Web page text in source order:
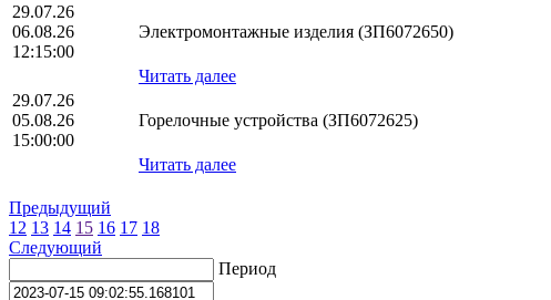
29.07.26
06.08.26
12:15:00
Электромонтажные изделия (ЗП6072650)
Читать далее
29.07.26
05.08.26
15:00:00
Горелочные устройства (ЗП6072625)
Читать далее
Предыдущий
12 13 14 15 16 17 18
Следующий
Период